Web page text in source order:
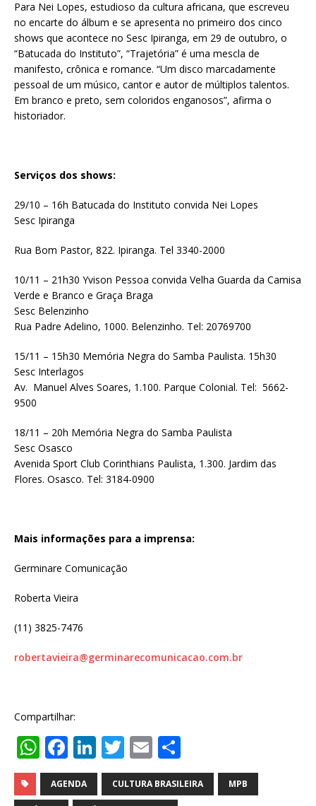
Para Nei Lopes, estudioso da cultura africana, que escreveu
no encarte do álbum e se apresenta no primeiro dos cinco
shows que acontece no Sesc Ipiranga, em 29 de outubro, o
“Batucada do Instituto”, “Trajetória” é uma mescla de
manifesto, crônica e romance. “Um disco marcadamente
pessoal de um músico, cantor e autor de múltiplos talentos.
Em branco e preto, sem coloridos enganosos”, afirma o
historiador.
Serviços dos shows:
29/10 – 16h Batucada do Instituto convida Nei Lopes
Sesc Ipiranga
Rua Bom Pastor, 822. Ipiranga. Tel 3340-2000
10/11 – 21h30 Yvison Pessoa convida Velha Guarda da Camisa
Verde e Branco e Graça Braga
Sesc Belenzinho
Rua Padre Adelino, 1000. Belenzinho. Tel: 20769700
15/11 – 15h30 Memória Negra do Samba Paulista. 15h30
Sesc Interlagos
Av. Manuel Alves Soares, 1.100. Parque Colonial. Tel: 5662-
9500
18/11 – 20h Memória Negra do Samba Paulista
Sesc Osasco
Avenida Sport Club Corinthians Paulista, 1.300. Jardim das
Flores. Osasco. Tel: 3184-0900
Mais informações para a imprensa:
Germinare Comunicação
Roberta Vieira
(11) 3825-7476
robertavieira@germinarecomunicacao.com.br
Compartilhar:
W
h
at
F
a
c
Li
n
k
T
w
it
E
m
ai
h
ar
AGENDA CULTURA BRASILEIRA MPB